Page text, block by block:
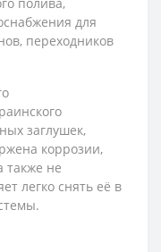
для
переходников
заглушек,
коррозии,
также не
легко снять её в